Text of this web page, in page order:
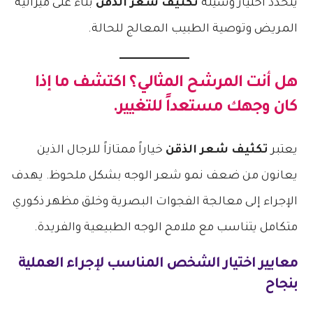
يتحدد اختيار وسيلة تكثيف شعر الذقن بناءً على ميزانية
المريض وتوصية الطبيب المعالج للحالة.
هل أنت المرشح المثالي؟ اكتشف ما إذا
كان وجهك مستعداً للتغيير.
يعتبر تكثيف شعر الذقن خياراً ممتازاً للرجال الذين
يعانون من ضعف نمو شعر الوجه بشكل ملحوظ. يهدف
الإجراء إلى معالجة الفجوات البصرية وخلق مظهر ذكوري
متكامل يتناسب مع ملامح الوجه الطبيعية والفريدة.
معايير اختيار الشخص المناسب لإجراء العملية
بنجاح